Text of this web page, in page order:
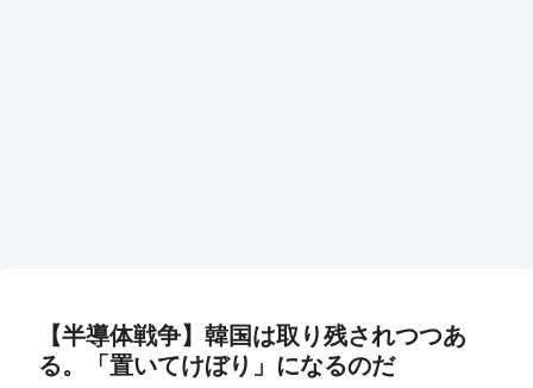
【半導体戦争】韓国は取り残されつつあ
る。「置いてけぼり」になるのだ